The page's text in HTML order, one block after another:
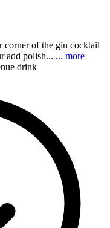
corner of the gin cocktail
add polish... ... more
drink